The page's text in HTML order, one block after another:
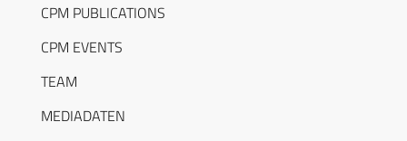
CPM PUBLICATIONS
CPM EVENTS
TEAM
MEDIADATEN